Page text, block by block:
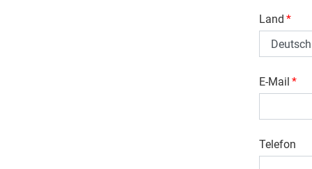
Land *
E-Mail *
Telefon